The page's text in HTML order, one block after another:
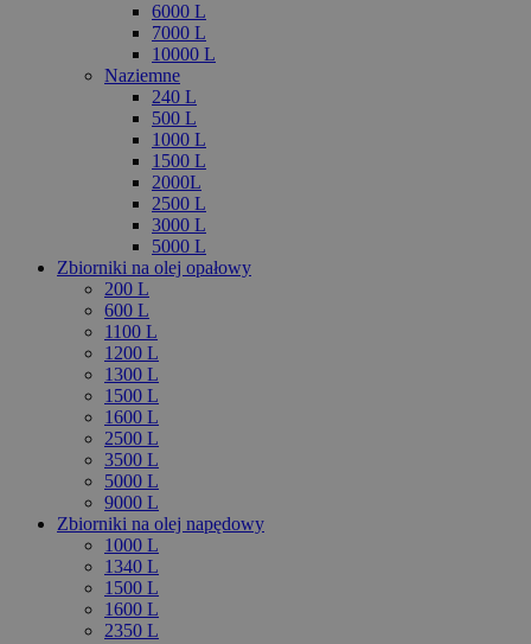
6000 L
7000 L
10000 L
Naziemne
240 L
500 L
1000 L
1500 L
2000L
2500 L
3000 L
5000 L
Zbiorniki na olej opałowy
200 L
600 L
1100 L
1200 L
1300 L
1500 L
1600 L
2500 L
3500 L
5000 L
9000 L
Zbiorniki na olej napędowy
1000 L
1340 L
1500 L
1600 L
2350 L